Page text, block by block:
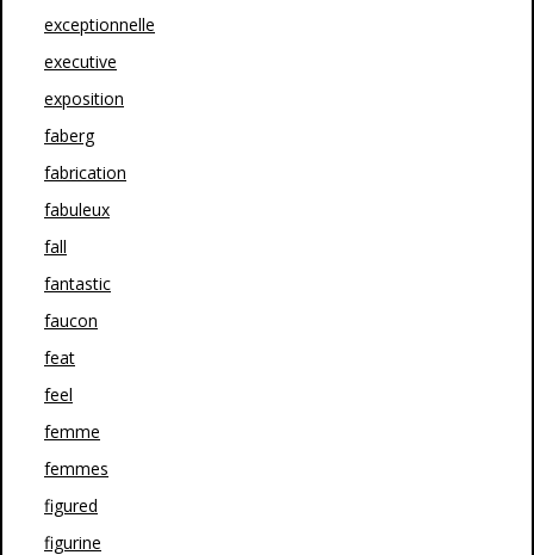
exceptionnelle
executive
exposition
faberg
fabrication
fabuleux
fall
fantastic
faucon
feat
feel
femme
femmes
figured
figurine